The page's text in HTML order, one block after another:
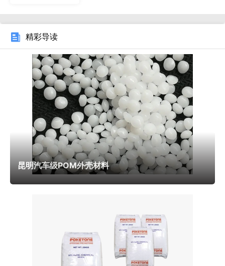
制药行业对生产设备的材料有着极其严格的要求，材料不
只需要具有良好的耐化学腐蚀性和耐消毒性，还必须符合
GMP（药品生产质量管理规范）标准，不能对药品产生任何
污染。重庆裕霞塑料供应的制药级 PC 材料，经过严格的质量
控制，符合 GMP 标准和相关的医药行业标准。这些材料能够
耐受高温高压消毒、环氧乙烷消毒、伽马射线消毒等各种消毒
方式，同时还能够抵抗各种化学药品和溶剂的侵蚀，可用于制
生物相容性，不会与药品发生任何化学反应，能够保证药品的
质量和安全性。
精彩导读
昆明汽车级POM外壳材料